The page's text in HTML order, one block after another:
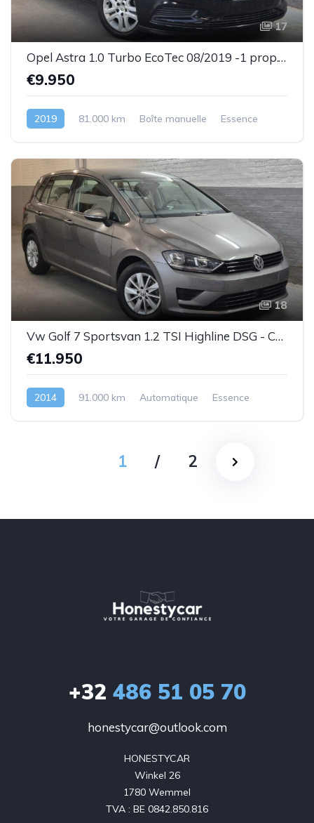
17
Opel Astra 1.0 Turbo EcoTec 08/2019 -1 prop.- Très bel état- Garantie
€9.950
2019 81.000 km Boîte manuelle Essence
18
Vw Golf 7 Sportsvan 1.2 TSI Highline DSG - Cuir-1prop.- Garantie
€11.950
2014 91.000 km Automatique Essence
1 / 2
+32 486 51 05 70
honestycar@outlook.com
HONESTYCAR
Winkel 26
1780 Wemmel
TVA : BE 0842.850.816